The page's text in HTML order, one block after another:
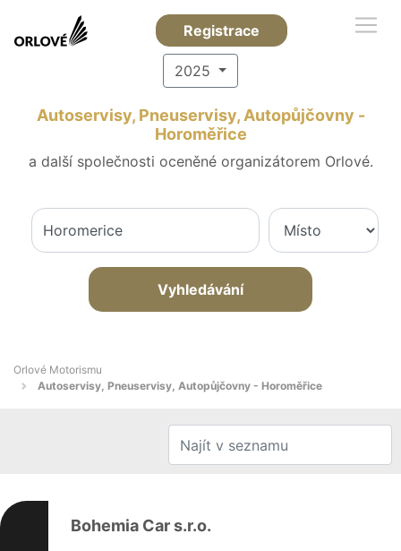
Registrace
2025
Autoservisy, Pneuservisy, Autopůjčovny -
Horoměřice
a další společnosti oceněné organizátorem Orlové.
Vyhledávání
Orlové Motorismu
Autoservisy, Pneuservisy, Autopůjčovny - Horoměřice
Bohemia Car s.r.o.